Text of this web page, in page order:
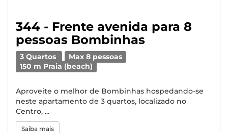
344 - Frente avenida para 8
pessoas Bombinhas
3 Quartos
Max 8 pessoas
150 m Praia (beach)
Aproveite o melhor de Bombinhas hospedando-se
neste apartamento de 3 quartos, localizado no
Centro, ...
Saiba mais